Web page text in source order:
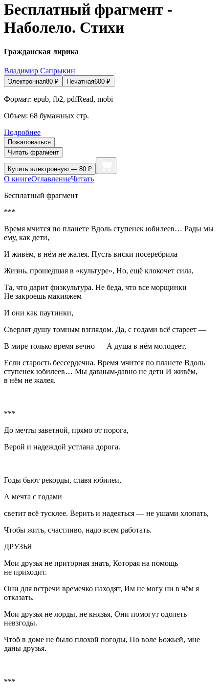
Бесплатный фрагмент -
Наболело. Стихи
Гражданская лирика
Владимир Сапрыкин
Электронная80 ₽ Печатная600 ₽
Формат: epub, fb2, pdfRead, mobi
Объем: 68 бумажных стр.
Подробнее
Пожаловаться
Читать фрагмент
Купить электронную — 80 ₽
О книгеОглавлениеЧитать
Бесплатный фрагмент
***
Время мчится по планете Вдоль ступенек юбилеев… Рады мы
ему, как дети,
И живём, в нём не жалея. Пусть виски посеребрила
Жизнь, прошедшая в «культуре», Но, ещё клокочет сила,
Та, что дарит физкультура. Не беда, что все морщинки
Не закроешь макияжем
И они как паутинки,
Сверлят душу томным взглядом. Да, с годами всё стареет —
В мире только время вечно — А душа в нём молодеет,
Если старость бессердечна. Время мчится по планете Вдоль
ступенек юбилеев… Мы давным-давно не дети И живём,
в нём не жалея.
***
До мечты заветной, прямо от порога,
Верой и надеждой устлана дорога.
Годы бьют рекорды, славя юбилеи,
А мечта с годами
светит всё тусклее. Верить и надеяться — не ушами хлопать,
Чтобы жить, счастливо, надо всем работать.
ДРУЗЬЯ
Мои друзья не приторная знать, Которая на помощь
не приходит.
Они для встречи времечко находят, Им не могу ни в чём я
отказать.
Мои друзья не лорды, не князья, Они помогут одолеть
невзгоды.
Чтоб в доме не было плохой погоды, По воле Божьей, мне
даны друзья.
***